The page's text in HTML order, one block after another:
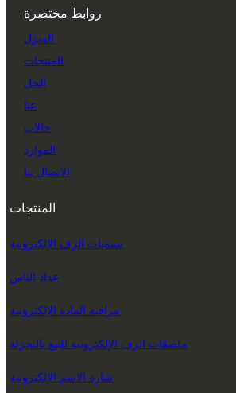
روابط مختصرة
المنزل
المنتجات
الحل
عنا
حالات
الموارد
الاتصال بنا
المنتجات
تسميات الرف الإلكترونية
عداد الناس
مراقبة المادة الإلكترونية
ملصقات الرف الإلكترونية للبيع بالتجزئة
شارة الاسم الإلكترونية